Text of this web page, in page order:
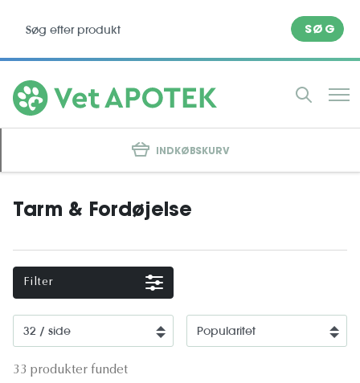
SØG
INDKØBSKURV
Tarm & Fordøjelse
Filter
33 produkter fundet